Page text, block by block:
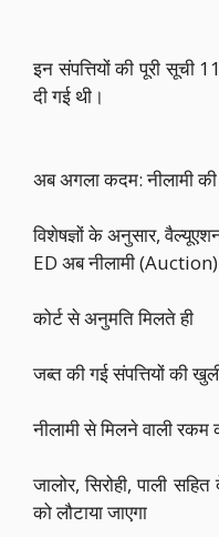
इन संपत्तियों की पूरी सूची
दी गई थी।
अब अगला कदम: नीलामी की
विशेषज्ञों के अनुसार,
ED अब नीलामी
कोर्ट से अनुमति मिलते ही
जब्त की गई संपत्तियों की
नीलामी से मिलने वाली रकम
जालोर, सिरोही, पाली
को लौटाया जाएगा